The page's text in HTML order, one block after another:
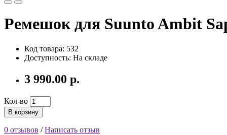
Ремешок для Suunto Ambit
Код товара: 532
Доступность: На складе
3 990.00 р.
Кол-во
В корзину
0 отзывов /Написать отзыв